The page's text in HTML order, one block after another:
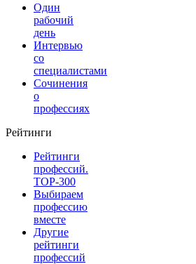
Один
рабочий
день
Интервью
со
специалистами
Сочинения
о
профессиях
Рейтинги
Рейтинги
профессий.
TOP-300
Выбираем
профессию
вместе
Другие
рейтинги
профессий